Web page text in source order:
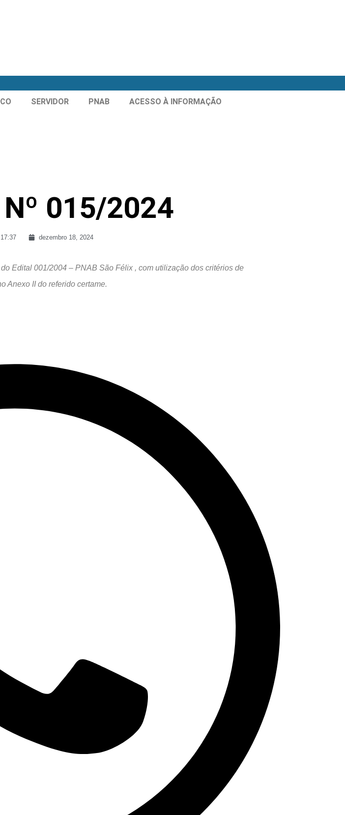
SERVIDOR PNAB ACESSO À INFORMAÇÃO
Nº 015/2024
17:37 dezembro 18, 2024
Edital 001/2004 – PNAB São Félix , com utilização dos critérios de
Anexo II do referido certame.